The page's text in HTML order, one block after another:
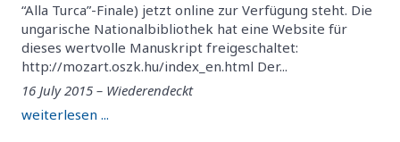
“Alla Turca”-Finale) jetzt online zur Verfügung steht. Die
ungarische Nationalbibliothek hat eine Website für
dieses wertvolle Manuskript freigeschaltet:
http://mozart.oszk.hu/index_en.html Der...
16 July 2015 – Wiederendeckt
weiterlesen ...